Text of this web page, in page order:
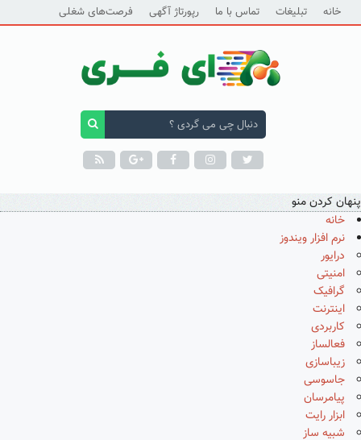
خانه تبلیغات تماس با ما رپورتاژ آگهی فرصت‌های شغلی
پنهان کردن منو
خانه
نرم افزار ویندوز
درایور
امنیتی
گرافیک
اینترنت
کاربردی
فعالساز
زیباسازی
جاسوسی
پیامرسان
ابزار رایت
شبیه ساز